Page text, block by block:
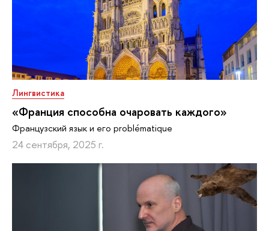
Лингвистика
«Франция способна очаровать каждого»
Французский язык и его problématique
24 сентября, 2025 г.